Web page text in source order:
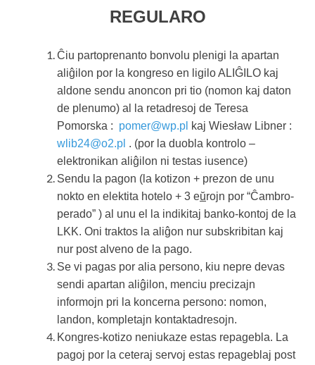
REGULARO
Ĉiu partoprenanto bonvolu plenigi la apartan
aliĝilon por la kongreso en ligilo ALIĜILO kaj
aldone sendu anoncon pri tio (nomon kaj daton
de plenumo) al la retadresoj de Teresa
Pomorska : pomer@wp.pl kaj Wiesław Libner :
wlib24@o2.pl . (por la duobla kontrolo –
elektronikan aliĝilon ni testas iusence)
Sendu la pagon (la kotizon + prezon de unu
nokto en elektita hotelo + 3 eŭrojn por “Ĉambro-
perado” ) al unu el la indikitaj banko-kontoj de la
LKK. Oni traktos la aliĝon nur subskribitan kaj
nur post alveno de la pago.
Se vi pagas por alia persono, kiu nepre devas
sendi apartan aliĝilon, menciu precizajn
informojn pri la koncerna persono: nomon,
landon, kompletajn kontaktadresojn.
Kongres-kotizo neniukaze estas repagebla. La
pagoj por la ceteraj servoj estas repageblaj post